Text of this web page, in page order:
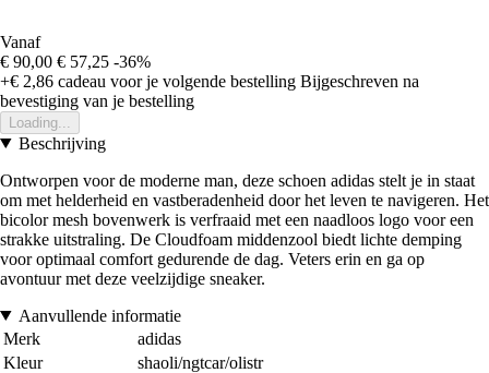
Vanaf
€ 90,00 € 57,25 -36%
+€ 2,86 cadeau voor je volgende bestelling Bijgeschreven na
bevestiging van je bestelling
Loading...
Beschrijving
Ontworpen voor de moderne man, deze schoen adidas stelt je in staat
om met helderheid en vastberadenheid door het leven te navigeren. Het
bicolor mesh bovenwerk is verfraaid met een naadloos logo voor een
strakke uitstraling. De Cloudfoam middenzool biedt lichte demping
voor optimaal comfort gedurende de dag. Veters erin en ga op
avontuur met deze veelzijdige sneaker.
Aanvullende informatie
Merk
adidas
Kleur
shaoli/ngtcar/olistr